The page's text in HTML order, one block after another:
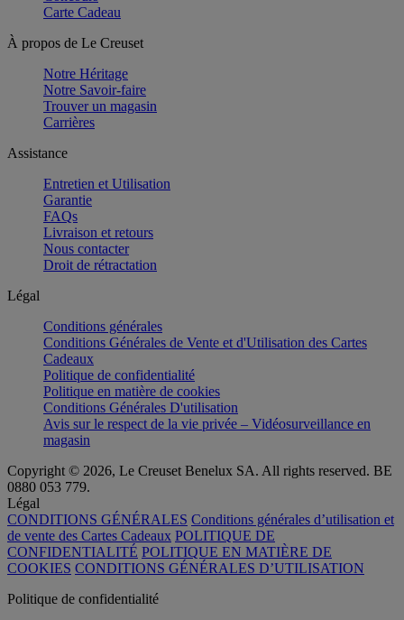
Carte Cadeau
À propos de Le Creuset
Notre Héritage
Notre Savoir-faire
Trouver un magasin
Carrières
Assistance
Entretien et Utilisation
Garantie
FAQs
Livraison et retours
Nous contacter
Droit de rétractation
Légal
Conditions générales
Conditions Générales de Vente et d'Utilisation des Cartes
Cadeaux
Politique de confidentialité
Politique en matière de cookies
Conditions Générales D'utilisation
Avis sur le respect de la vie privée – Vidéosurveillance en
magasin
Copyright © 2026, Le Creuset Benelux SA. All rights reserved. BE
0880 053 779.
Légal
CONDITIONS GÉNÉRALES Conditions générales d’utilisation et
de vente des Cartes Cadeaux POLITIQUE DE
CONFIDENTIALITÉ POLITIQUE EN MATIÈRE DE
COOKIES CONDITIONS GÉNÉRALES D’UTILISATION
Politique de confidentialité